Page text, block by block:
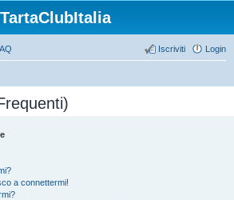
TartaClubItalia
Login
Iscriviti
a connettermi!